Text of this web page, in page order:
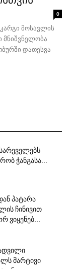
0
მოსავლის
მნიშვნელობა
დათესვა
ჭანგასა...
პატარა
ჩინივით
ვიყენებ...
მარტივი